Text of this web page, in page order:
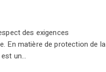
des exigences
En matière de protection de la
un…